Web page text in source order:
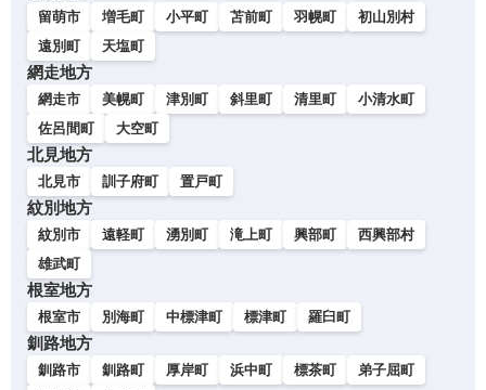
留萌市 増毛町 小平町 苫前町 羽幌町
初山別村
遠別町
天塩町
網走地方
網走市 美幌町 津別町 斜里町 清里町
小清水町
佐呂間町
大空町
北見地方
北見市 訓子府町 置戸町
紋別地方
紋別市 遠軽町 湧別町 滝上町 興部町
西興部村
雄武町
根室地方
根室市 別海町 中標津町 標津町 羅臼町
釧路地方
釧路市 釧路町 厚岸町 浜中町 標茶町
弟子屈町